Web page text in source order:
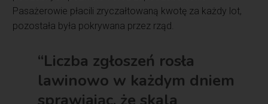
Pasażerowie płacili zryczałtowaną kwotę za każdy lot,
pozostała była pokrywana przez rząd.
“Liczba zgłoszeń rosła
lawinowo w każdym dniem